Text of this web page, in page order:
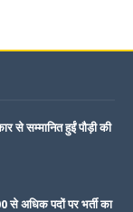
से सम्मानित हुईं पौड़ी की
से अधिक पदों पर भर्ती का